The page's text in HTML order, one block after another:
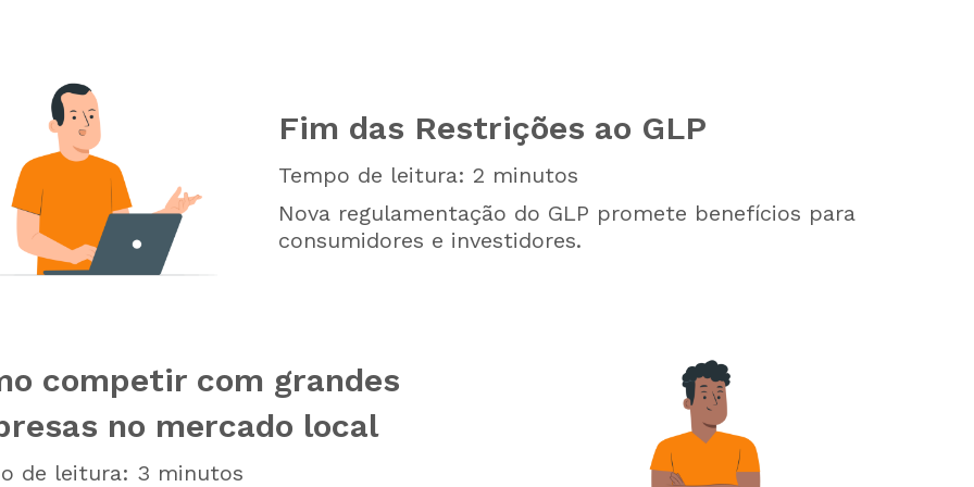
Fim das Restrições ao GLP
Tempo de leitura:2 minutos
Nova regulamentação do GLP promete benefícios para
consumidores e investidores.
competir com grandes
no mercado local
de leitura: 3 minutos